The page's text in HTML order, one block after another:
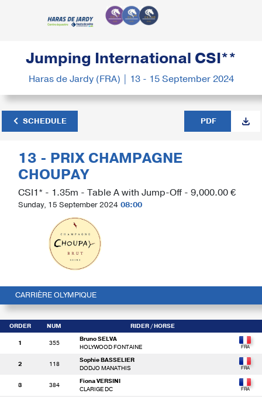
Jumping International CSI**
Haras de Jardy (FRA) | 13 - 15 September 2024
SCHEDULE PDF
13 - PRIX CHAMPAGNE
CHOUPAY
CSI1* - 1.35m - Table A with Jump-Off - 9,000.00 €
Sunday, 15 September 2024 08:00
CARRIÈRE OLYMPIQUE
ORDER NUM RIDER / HORSE
1 355
Bruno SELVA
HOLYWOOD FONTAINE
2 118
Sophie BASSELIER
DODJO MANATHIS
3 384
Fiona VERSINI
CLARIGE DC